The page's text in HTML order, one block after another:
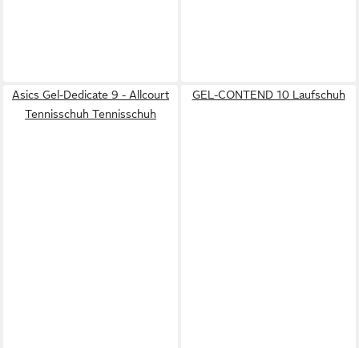
Asics Gel-Dedicate 9 - Allcourt
Tennisschuh Tennisschuh
GEL-CONTEND 10 Laufschuh